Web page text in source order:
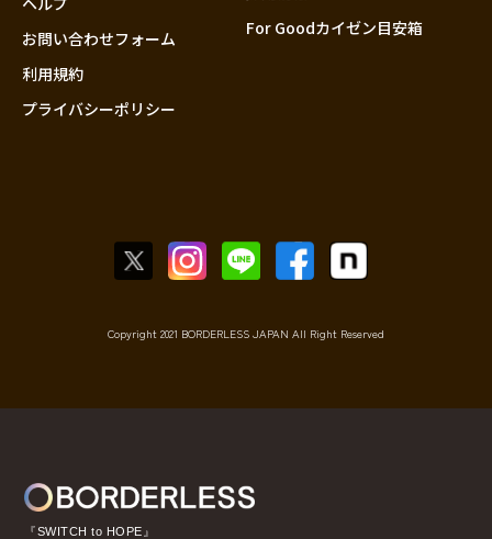
お問い合わせフォーム
利用規約
プライバシーポリシー
For Goodカイゼン目安箱
Copyright 2021 BORDERLESS JAPAN All Right Reserved
『SWITCH to HOPE』